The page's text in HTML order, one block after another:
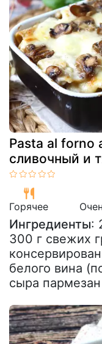
Pasta al forno
сливочный и
Горячее
Ингредиенты:
300 г свежих
белого вина
сыра пармезан